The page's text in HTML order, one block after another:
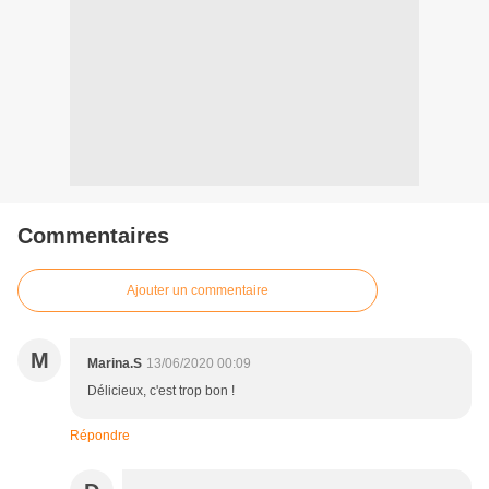
Commentaires
Ajouter un commentaire
M Marina.S 13/06/2020 00:09
Délicieux, c'est trop bon !
Répondre